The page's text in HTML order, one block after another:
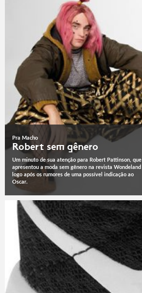
Pra Macho
Robert sem gênero
Um minuto de sua atenção para Robert Pattinson, que
apresentou a moda sem gênero na revista Wondeland
logo após os rumores de uma possível indicação ao
Oscar.